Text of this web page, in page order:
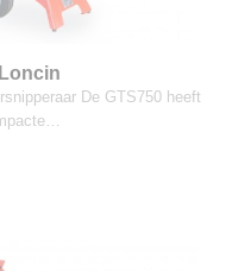
De GTS750 heeft